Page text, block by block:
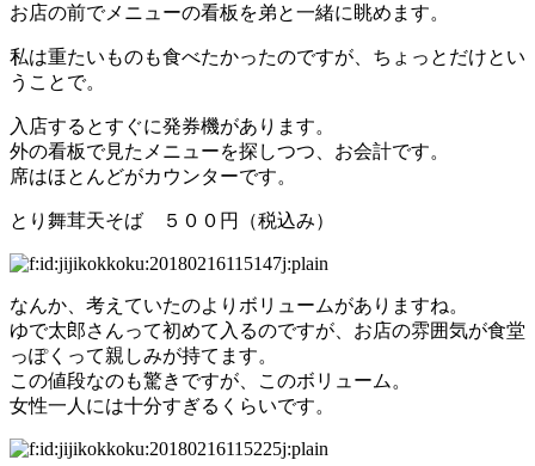
お店の前でメニューの看板を弟と一緒に眺めます。
私は重たいものも食べたかったのですが、ちょっとだけとい
うことで。
入店するとすぐに発券機があります。
外の看板で見たメニューを探しつつ、お会計です。
席はほとんどがカウンターです。
とり舞茸天そば ５００円（税込み）
なんか、考えていたのよりボリュームがありますね。
ゆで太郎さんって初めて入るのですが、お店の雰囲気が食堂
っぽくって親しみが持てます。
この値段なのも驚きですが、このボリューム。
女性一人には十分すぎるくらいです。